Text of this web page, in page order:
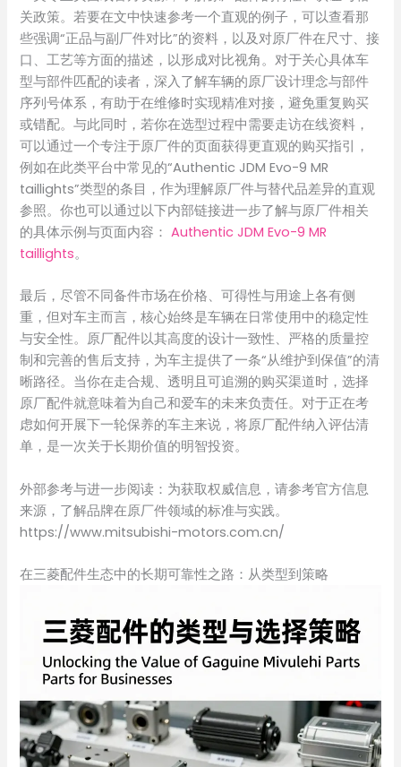
关政策。若要在文中快速参考一个直观的例子，可以查看那
些强调“正品与副厂件对比”的资料，以及对原厂件在尺寸、接
口、工艺等方面的描述，以形成对比视角。对于关心具体车
型与部件匹配的读者，深入了解车辆的原厂设计理念与部件
序列号体系，有助于在维修时实现精准对接，避免重复购买
或错配。与此同时，若你在选型过程中需要走访在线资料，
可以通过一个专注于原厂件的页面获得更直观的购买指引，
例如在此类平台中常见的“Authentic JDM Evo-9 MR
taillights”类型的条目，作为理解原厂件与替代品差异的直观
参照。你也可以通过以下内部链接进一步了解与原厂件相关
的具体示例与页面内容：Authentic JDM Evo-9 MR
taillights。
最后，尽管不同备件市场在价格、可得性与用途上各有侧
重，但对车主而言，核心始终是车辆在日常使用中的稳定性
与安全性。原厂配件以其高度的设计一致性、严格的质量控
制和完善的售后支持，为车主提供了一条“从维护到保值”的清
晰路径。当你在走合规、透明且可追溯的购买渠道时，选择
原厂配件就意味着为自己和爱车的未来负责任。对于正在考
虑如何开展下一轮保养的车主来说，将原厂配件纳入评估清
单，是一次关于长期价值的明智投资。
外部参考与进一步阅读：为获取权威信息，请参考官方信息
来源，了解品牌在原厂件领域的标准与实践。
https://www.mitsubishi-motors.com.cn/
在三菱配件生态中的长期可靠性之路：从类型到策略